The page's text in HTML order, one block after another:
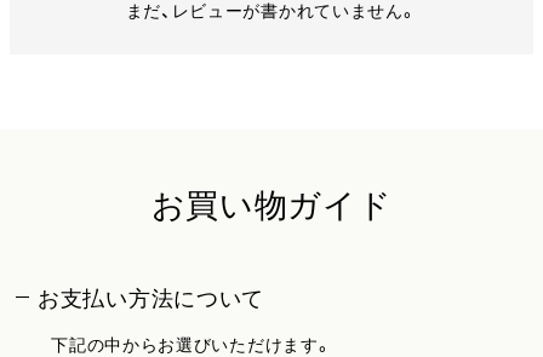
まだ、レビューが書かれていません。
お買い物ガイド
お支払い方法について
下記の中からお選びいただけます。